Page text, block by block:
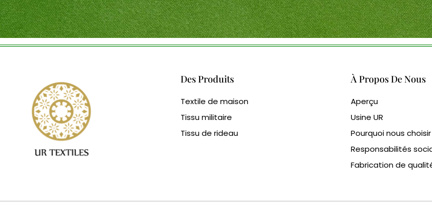
Des Produits
Textile de maison
Tissu militaire
Tissu de rideau
À Propos De Nous
Aperçu
Usine UR
Pourquoi nous choisir
Responsabilités
Fabrication de